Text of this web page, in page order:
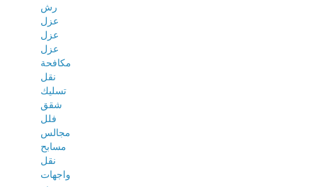
رش
عزل
عزل
عزل
مكافحة
نقل
تسليك
شقق
فلل
مجالس
مسابح
نقل
واجهات